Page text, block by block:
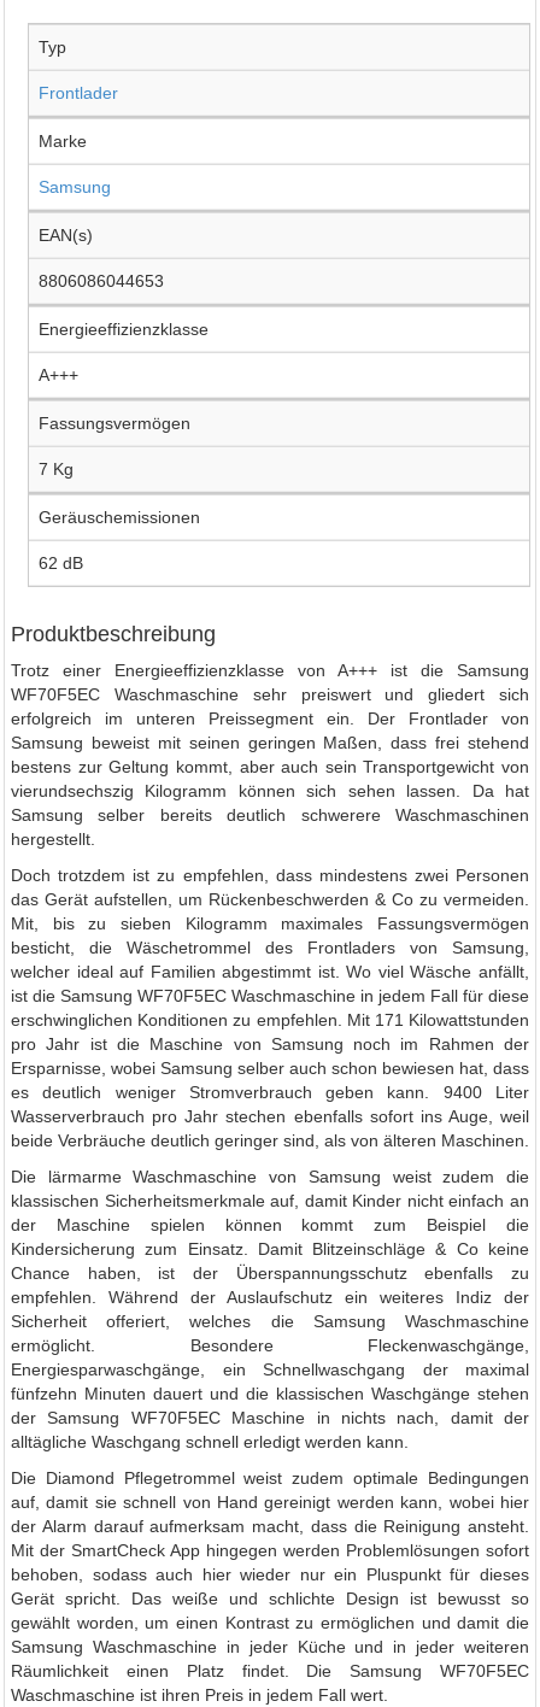
Typ
Frontlader
Marke
Samsung
EAN(s)
8806086044653
Energieeffizienzklasse
A+++
Fassungsvermögen
7 Kg
Geräuschemissionen
62 dB
Produktbeschreibung
Trotz einer Energieeffizienzklasse von A+++ ist die Samsung
WF70F5EC Waschmaschine sehr preiswert und gliedert sich
erfolgreich im unteren Preissegment ein. Der Frontlader von
Samsung beweist mit seinen geringen Maßen, dass frei stehend
bestens zur Geltung kommt, aber auch sein Transportgewicht von
vierundsechszig Kilogramm können sich sehen lassen. Da hat
Samsung selber bereits deutlich schwerere Waschmaschinen
hergestellt.
Doch trotzdem ist zu empfehlen, dass mindestens zwei Personen
das Gerät aufstellen, um Rückenbeschwerden & Co zu vermeiden.
Mit, bis zu sieben Kilogramm maximales Fassungsvermögen
besticht, die Wäschetrommel des Frontladers von Samsung,
welcher ideal auf Familien abgestimmt ist. Wo viel Wäsche anfällt,
ist die Samsung WF70F5EC Waschmaschine in jedem Fall für diese
erschwinglichen Konditionen zu empfehlen. Mit 171 Kilowattstunden
pro Jahr ist die Maschine von Samsung noch im Rahmen der
Ersparnisse, wobei Samsung selber auch schon bewiesen hat, dass
es deutlich weniger Stromverbrauch geben kann. 9400 Liter
Wasserverbrauch pro Jahr stechen ebenfalls sofort ins Auge, weil
beide Verbräuche deutlich geringer sind, als von älteren Maschinen.
Die lärmarme Waschmaschine von Samsung weist zudem die
klassischen Sicherheitsmerkmale auf, damit Kinder nicht einfach an
der Maschine spielen können kommt zum Beispiel die
Kindersicherung zum Einsatz. Damit Blitzeinschläge & Co keine
Chance haben, ist der Überspannungsschutz ebenfalls zu
empfehlen. Während der Auslaufschutz ein weiteres Indiz der
Sicherheit offeriert, welches die Samsung Waschmaschine
ermöglicht. Besondere Fleckenwaschgänge,
Energiesparwaschgänge, ein Schnellwaschgang der maximal
fünfzehn Minuten dauert und die klassischen Waschgänge stehen
der Samsung WF70F5EC Maschine in nichts nach, damit der
alltägliche Waschgang schnell erledigt werden kann.
Die Diamond Pflegetrommel weist zudem optimale Bedingungen
auf, damit sie schnell von Hand gereinigt werden kann, wobei hier
der Alarm darauf aufmerksam macht, dass die Reinigung ansteht.
Mit der SmartCheck App hingegen werden Problemlösungen sofort
behoben, sodass auch hier wieder nur ein Pluspunkt für dieses
Gerät spricht. Das weiße und schlichte Design ist bewusst so
gewählt worden, um einen Kontrast zu ermöglichen und damit die
Samsung Waschmaschine in jeder Küche und in jeder weiteren
Räumlichkeit einen Platz findet. Die Samsung WF70F5EC
Waschmaschine ist ihren Preis in jedem Fall wert.